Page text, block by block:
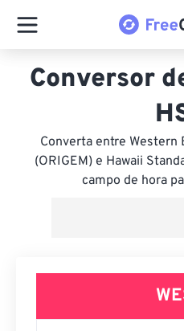
Conversor
Converta entre Western
(ORIGEM) e Hawaii
campo de hora